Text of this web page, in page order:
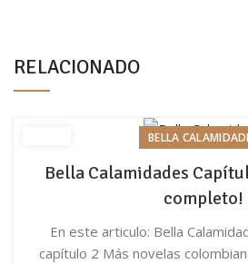
RELACIONADO
BELLA
Bella Calamidades
completo!
En este articulo: Bella
capítulo 2 Más novelas